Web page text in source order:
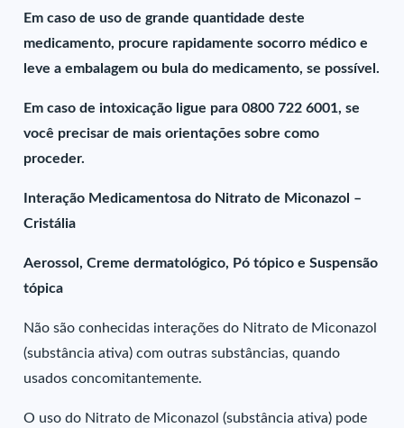
Em caso de uso de grande quantidade deste
medicamento, procure rapidamente socorro médico e
leve a embalagem ou bula do medicamento, se possível.
Em caso de intoxicação ligue para 0800 722 6001, se
você precisar de mais orientações sobre como
proceder.
Interação Medicamentosa do Nitrato de Miconazol –
Cristália
Aerossol, Creme dermatológico, Pó tópico e Suspensão
tópica
Não são conhecidas interações do Nitrato de Miconazol
(substância ativa) com outras substâncias, quando
usados concomitantemente.
O uso do Nitrato de Miconazol (substância ativa) pode